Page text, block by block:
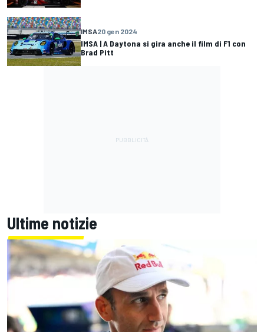
IMSA20 gen 2024
IMSA | A Daytona si gira anche il film di F1 con
Brad Pitt
Ultime notizie